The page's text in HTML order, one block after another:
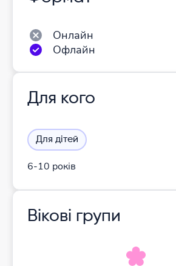
Онлайн
Офлайн
Для кого
Для дітей
6-10 років
Вікові групи